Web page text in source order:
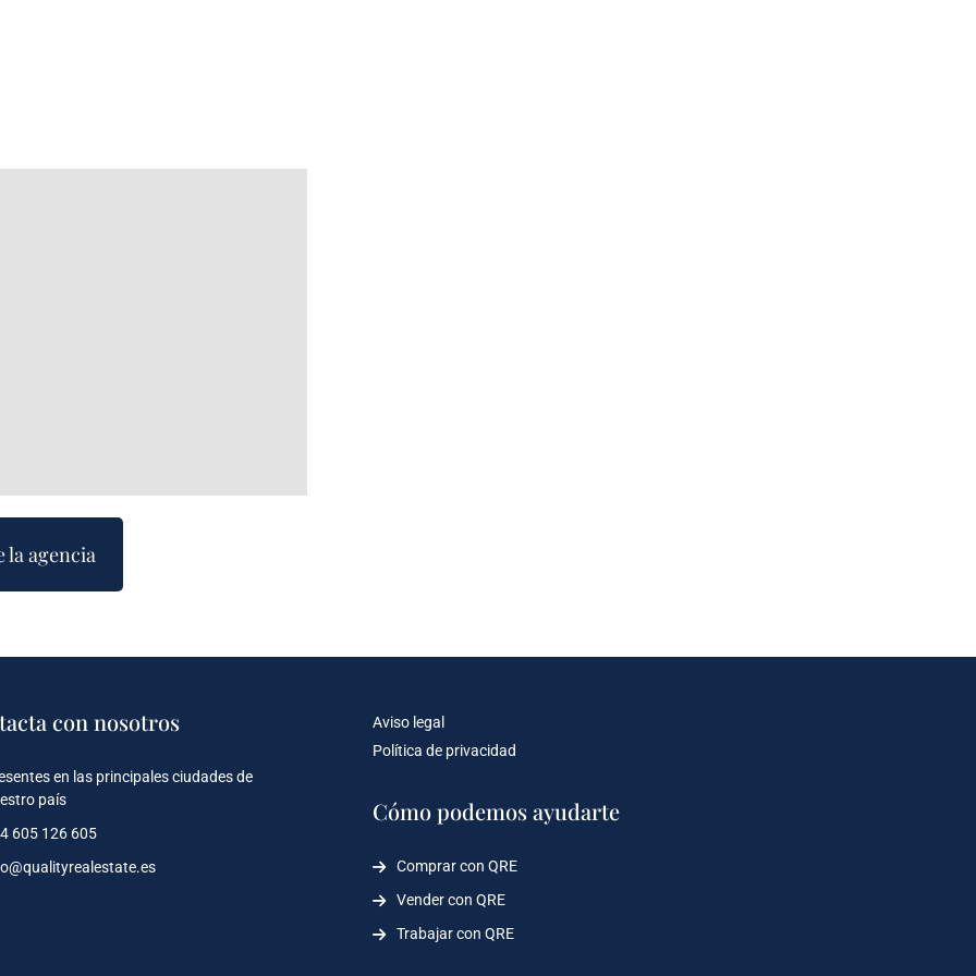
la agencia
con nosotros
en las principales ciudades de
país
605 126 605
Aviso legal
Política de privacidad
Cómo podemos ayudarte
Comprar con QRE
Vender con QRE
Trabajar con QRE